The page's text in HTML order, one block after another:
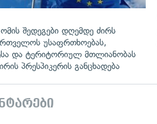
შედეგები დღემდე ძირს
უსაფრთხოებას,
და ტერიტორიულ მთლიანობას
პრესპიკერის განცხადება